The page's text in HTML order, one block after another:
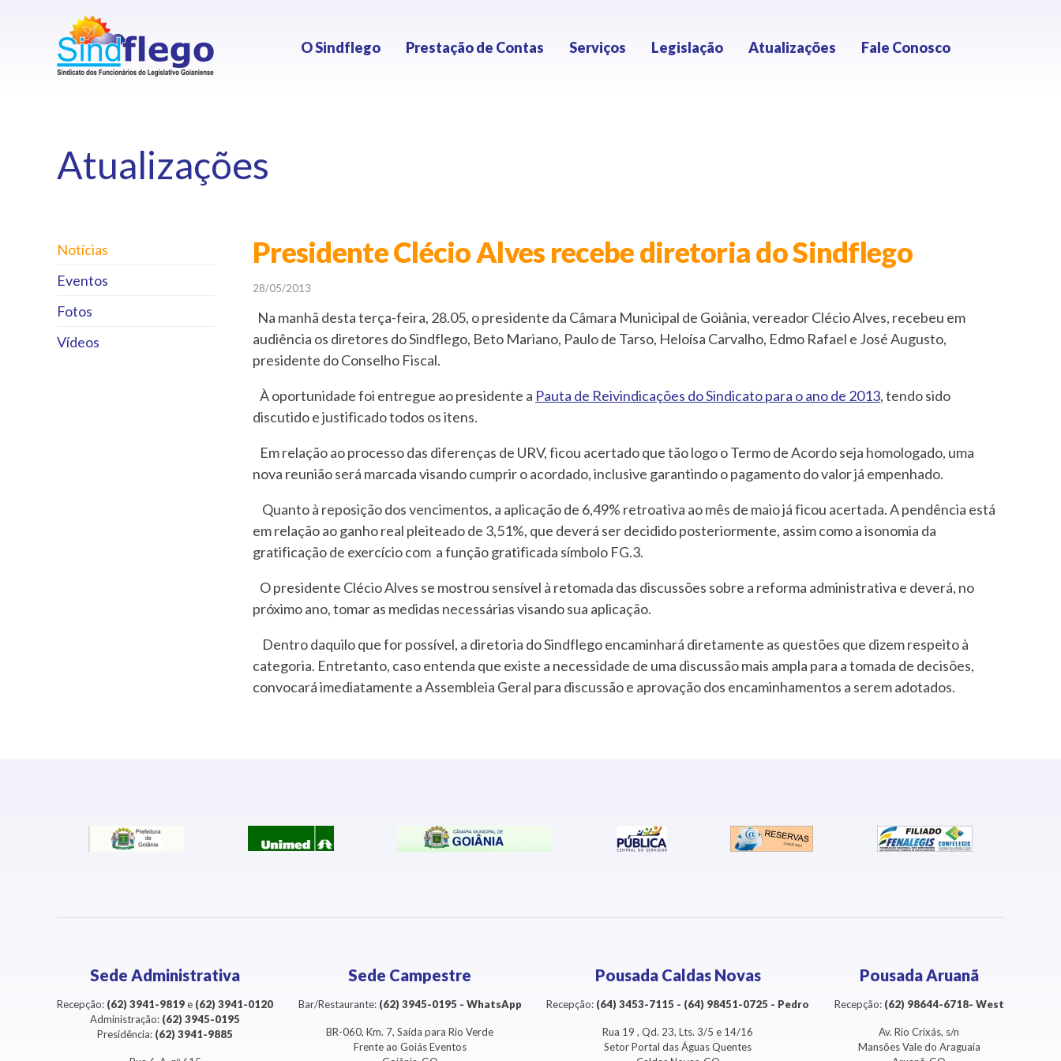
O Sindflego Prestação de Contas Serviços Legislação Atualizações Fale Conosco
Atualizações
Notícias
Eventos
Fotos
Vídeos
Presidente Clécio Alves recebe diretoria do Sindflego
28/05/2013
Na manhã desta terça-feira, 28.05, o presidente da Câmara Municipal de Goiânia, vereador Clécio Alves, recebeu em
audiência os diretores do Sindflego, Beto Mariano, Paulo de Tarso, Heloísa Carvalho, Edmo Rafael e José Augusto,
presidente do Conselho Fiscal.
À oportunidade foi entregue ao presidente a Pauta de Reivindicações do Sindicato para o ano de 2013, tendo sido
discutido e justificado todos os itens.
Em relação ao processo das diferenças de URV, ficou acertado que tão logo o Termo de Acordo seja homologado, uma
nova reunião será marcada visando cumprir o acordado, inclusive garantindo o pagamento do valor já empenhado.
Quanto à reposição dos vencimentos, a aplicação de 6,49% retroativa ao mês de maio já ficou acertada. A pendência está
em relação ao ganho real pleiteado de 3,51%, que deverá ser decidido posteriormente, assim como a isonomia da
gratificação de exercício com a função gratificada símbolo FG.3.
O presidente Clécio Alves se mostrou sensível à retomada das discussões sobre a reforma administrativa e deverá, no
próximo ano, tomar as medidas necessárias visando sua aplicação.
Dentro daquilo que for possível, a diretoria do Sindflego encaminhará diretamente as questões que dizem respeito à
categoria. Entretanto, caso entenda que existe a necessidade de uma discussão mais ampla para a tomada de decisões,
convocará imediatamente a Assembleia Geral para discussão e aprovação dos encaminhamentos a serem adotados.
Sede Administrativa
Recepção: (62) 3941-9819e (62) 3941-0120
Administração: (62) 3945-0195
Presidência: (62) 3941-9885
Sede Campestre
Bar/Restaurante: (62) 3945-0195 - WhatsApp
BR-060, Km. 7, Saída para Rio Verde
Frente ao Goiás Eventos
Pousada Caldas Novas
Recepção: (64) 3453-7115 - (64) 98451-0725 - Pedro
Rua 19 , Qd. 23, Lts. 3/5 e 14/16
Setor Portal das Águas Quentes
Pousada Aruanã
Recepção: (62) 98644-6718- West
Av. Rio Crixás, s/n
Mansões Vale do Araguaia